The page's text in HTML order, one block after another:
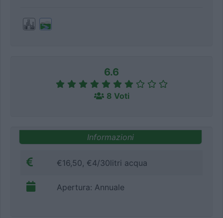
6.6
8 Voti
Informazioni
€16,50, €4/30litri acqua
Apertura: Annuale